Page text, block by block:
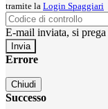
tramite la Login Spaggiari
E-mail inviata, si
Errore
Chiudi
Successo